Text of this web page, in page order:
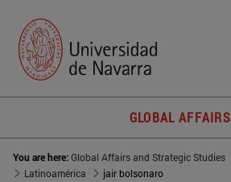
GLOBAL AFFAIRS
You are here:Global Affairs and Strategic Studies
Latinoamérica
jair bolsonaro